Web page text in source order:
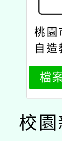
桃園
自造
科技
理
教師
檔
校